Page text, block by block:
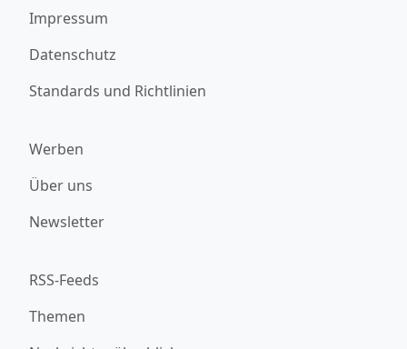
Impressum
Datenschutz
Standards und Richtlinien
Werben
Über uns
Newsletter
RSS-Feeds
Themen